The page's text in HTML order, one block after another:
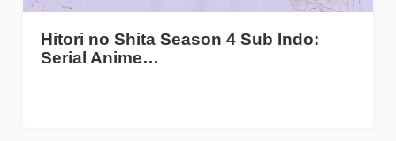
Hitori no Shita Season 4 Sub Indo:
Serial Anime…